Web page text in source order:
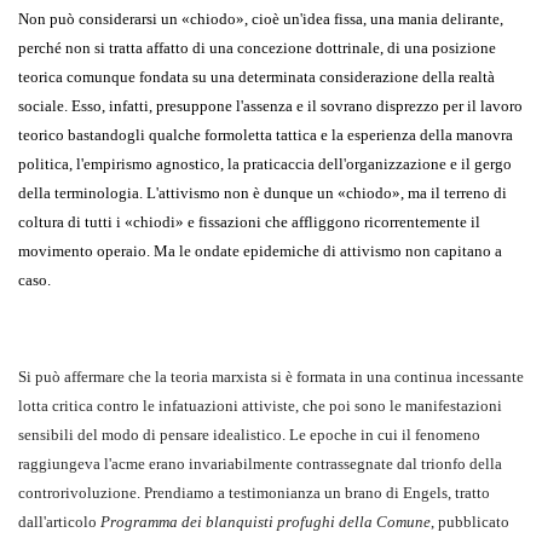
Non può considerarsi un «chiodo», cioè un'idea fissa, una mania delirante,
perché non si tratta affatto di una concezione dottrinale, di una posizione
teorica comunque fondata su una determinata considerazione della realtà
sociale. Esso, infatti, presuppone l'assenza e il sovrano disprezzo per il lavoro
teorico bastandogli qualche formoletta tattica e la esperienza della manovra
politica, l'empirismo agnostico, la praticaccia dell'organizzazione e il gergo
della terminologia. L'attivismo non è dunque un «chiodo», ma il terreno di
coltura di tutti i «chiodi» e fissazioni che affliggono ricorrentemente il
movimento operaio. Ma le ondate epidemiche di attivismo non capitano a
caso.
Si può affermare che la teoria marxista si è formata in una continua incessante
lotta critica contro le infatuazioni attiviste, che poi sono le manifestazioni
sensibili del modo di pensare idealistico. Le epoche in cui il fenomeno
raggiungeva l'acme erano invariabilmente contrassegnate dal trionfo della
controrivoluzione. Prendiamo a testimonianza un brano di Engels, tratto
dall'articolo Programma dei blanquisti profughi della Comune, pubblicato